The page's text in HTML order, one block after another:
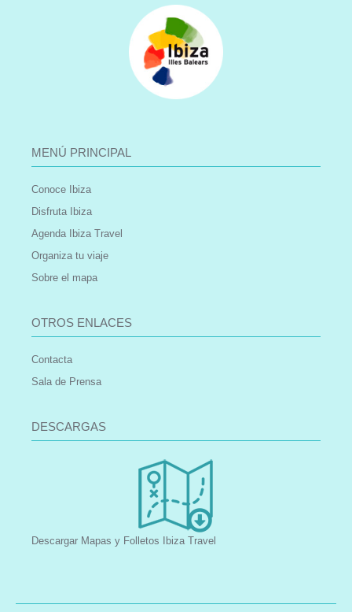
MENÚ PRINCIPAL
Conoce Ibiza
Disfruta Ibiza
Agenda Ibiza Travel
Organiza tu viaje
Sobre el mapa
OTROS ENLACES
Contacta
Sala de Prensa
DESCARGAS
Descargar Mapas y Folletos Ibiza Travel